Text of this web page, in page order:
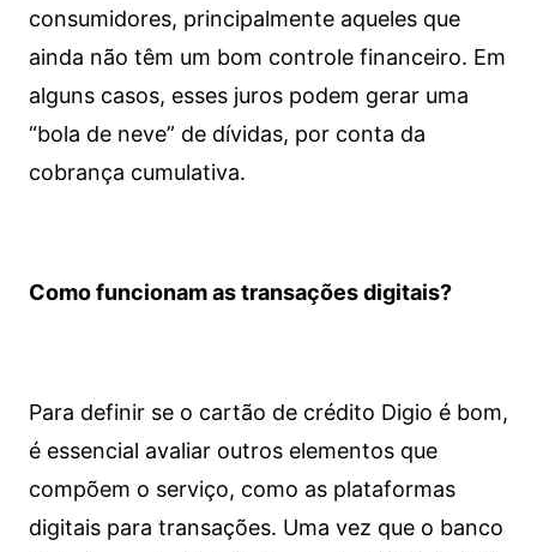
consumidores, principalmente aqueles que
ainda não têm um bom controle financeiro. Em
alguns casos, esses juros podem gerar uma
“bola de neve” de dívidas, por conta da
cobrança cumulativa.
Como funcionam as transações digitais?
Para definir se o cartão de crédito Digio é bom,
é essencial avaliar outros elementos que
compõem o serviço, como as plataformas
digitais para transações. Uma vez que o banco